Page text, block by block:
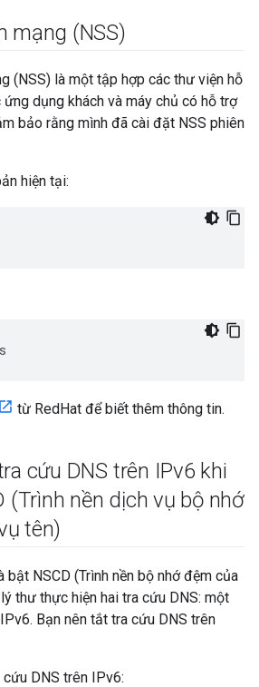
mạng (NSS)
(NSS) là một tập hợp các thư viện hỗ
dụng khách và máy chủ có hỗ trợ
bảo rằng mình đã cài đặt NSS phiên
hiện tại:
từ RedHat để biết thêm thông tin.
cứu DNS trên IPv6 khi
(Trình nền dịch vụ bộ nhớ
tên)
bật NSCD (Trình nền bộ nhớ đệm của
thư thực hiện hai tra cứu DNS: một
Bạn nên tắt tra cứu DNS trên
DNS trên IPv6: